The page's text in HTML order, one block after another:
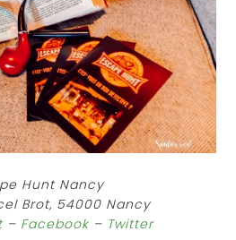
Hunt Nancy
Brot, 54000 Nancy
– Facebook – Twitter